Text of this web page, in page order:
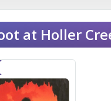
at Holler